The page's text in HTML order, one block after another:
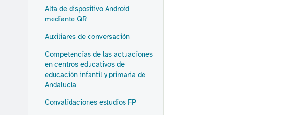
Alta de dispositivo Android
mediante QR
Auxiliares de conversación
Competencias de las actuaciones
en centros educativos de
educación infantil y primaria de
Andalucía
Convalidaciones estudios FP